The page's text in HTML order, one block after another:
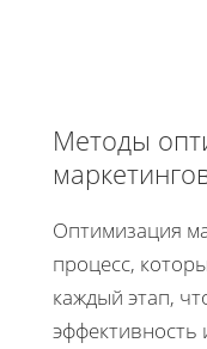
Методы
Оптимизация
процесс,
каждый этап,